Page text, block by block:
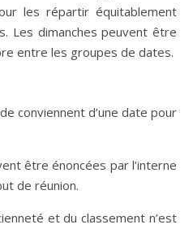
les répartir équitablement
Les dimanches peuvent être
entre les groupes de dates.
conviennent d’une date pour
être énoncées par l’interne
de réunion.
et du classement n’est